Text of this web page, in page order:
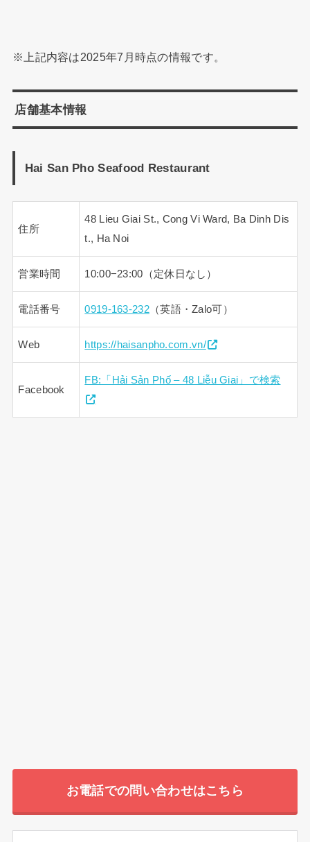
※上記内容は2025年7月時点の情報です。
店舗基本情報
Hai San Pho Seafood Restaurant
住所
48 Lieu Giai St., Cong Vi Ward, Ba Dinh Dis
t., Ha Noi
営業時間 10:00−23:00（定休日なし）
電話番号 0919-163-232（英語・Zalo可）
Web https://haisanpho.com.vn/
Facebook
FB:「Hải Sản Phố – 48 Liễu Giai」で検索
お電話での問い合わせはこちら